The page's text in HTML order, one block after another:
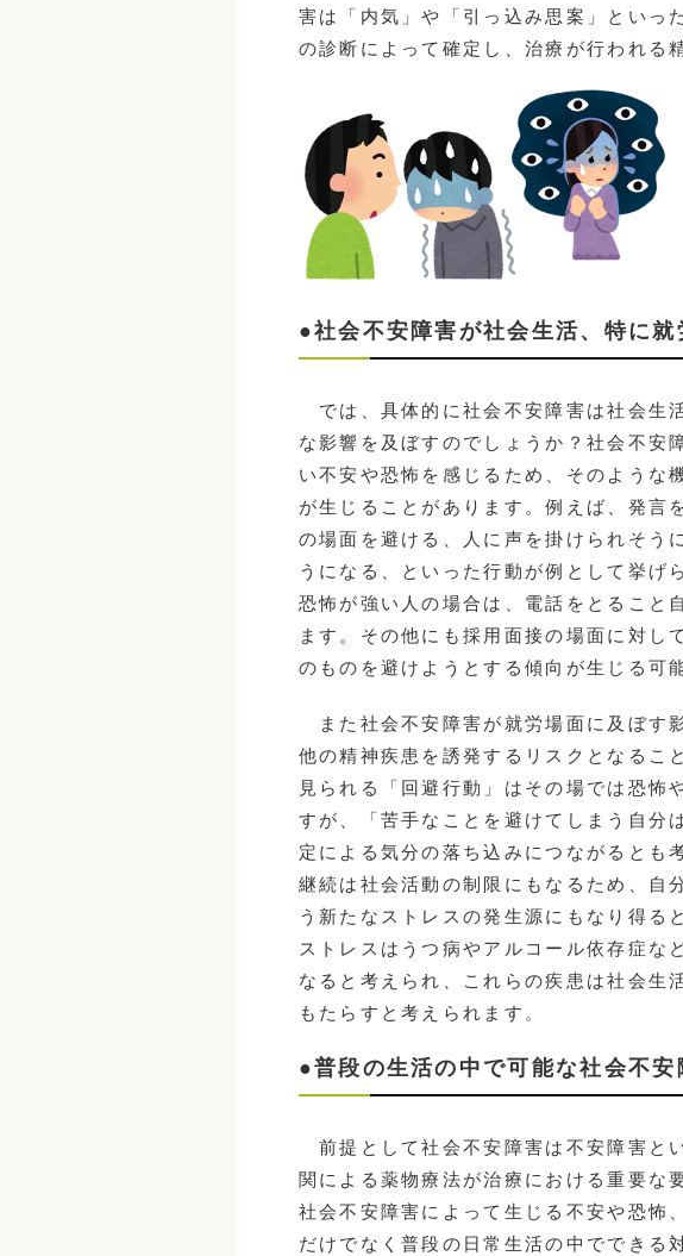
害は「内気」や「引っ込み思案」といっ
の診断によって確定し、治療が行われる
●社会不安障害が社会生活、特に
では、具体的に社会不安障害は社会生
な影響を及ぼすのでしょうか？社会不安
い不安や恐怖を感じるため、そのような
が生じることがあります。例えば、発言
の場面を避ける、人に声を掛けられそう
うになる、といった行動が例として挙げ
恐怖が強い人の場合は、電話をとること
ます。その他にも採用面接の場面に対し
のものを避けようとする傾向が生じる可
また社会不安障害が就労場面に及ぼす
他の精神疾患を誘発するリスクとなるこ
見られる「回避行動」はその場では恐怖
すが、「苦手なことを避けてしまう自分
定による気分の落ち込みにつながるとも
継続は社会活動の制限にもなるため、自
う新たなストレスの発生源にもなり得る
ストレスはうつ病やアルコール依存症な
なると考えられ、これらの疾患は社会生
もたらすと考えられます。
●普段の生活の中で可能な社会不
前提として社会不安障害は不安障害と
関による薬物療法が治療における重要な
社会不安障害によって生じる不安や恐怖
だけでなく普段の日常生活の中でできる